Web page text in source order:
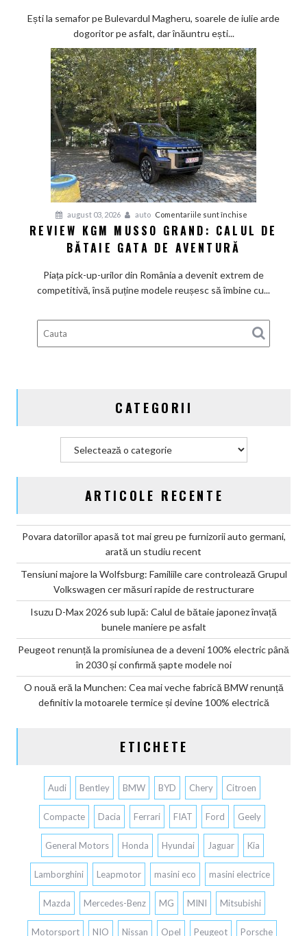
–
mică
cu
aer
de
Mediterana
Ești la semafor pe Bulevardul Magheru, soarele de iulie arde
dogoritor pe asfalt, dar înăuntru ești...
august 03, 2026 auto Comentariile sunt închise
Review
Grand:
Calul
bătaie
gata
de
REVIEW KGM MUSSO GRAND: CALUL DE
BĂTAIE GATA DE AVENTURĂ
Piața pick-up-urilor din România a devenit extrem de
competitivă, însă puține modele reușesc să îmbine cu...
CATEGORII
ARTICOLE RECENTE
Povara datoriilor apasă tot mai greu pe furnizorii auto germani,
arată un studiu recent
Tensiuni majore la Wolfsburg: Familiile care controlează Grupul
Volkswagen cer măsuri rapide de restructurare
Isuzu D-Max 2026 sub lupă: Calul de bătaie japonez învață
bunele maniere pe asfalt
Peugeot renunță la promisiunea de a deveni 100% electric până
în 2030 și confirmă șapte modele noi
O nouă eră la Munchen: Cea mai veche fabrică BMW renunță
definitiv la motoarele termice și devine 100% electrică
ETICHETE
Audi Bentley BMW BYD Chery Citroen
Compacte Dacia Ferrari FIAT Ford Geely
General Motors Honda Hyundai Jaguar Kia
Lamborghini Leapmotor masini eco masini electrice
Mazda Mercedes-Benz MG MINI Mitsubishi
Motorsport NIO Nissan Opel Peugeot Porsche